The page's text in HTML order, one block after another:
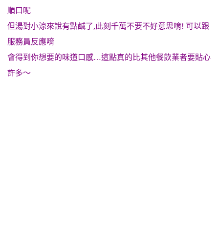
順口呢
但湯對小涼來說有點鹹了,此刻千萬不要不好意思唷! 可以跟
服務員反應唷
會得到你想要的味道口感…這點真的比其他餐飲業者要貼心
許多～